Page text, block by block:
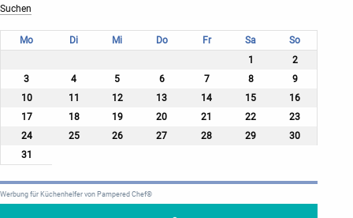
Mo Di Mi Do Fr Sa
So
1
2
3
4 5 6 7 8
9
10
11 12 13 14 15
16
17
18 19 20 21 22
23
24
25 26 27 28 29
30
31
Werbung für Küchenhelfer von Pampered Chef®